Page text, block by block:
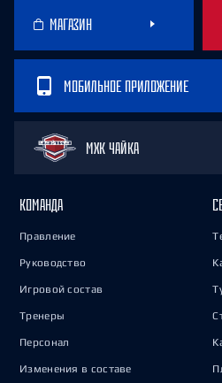
МАГАЗИН
МОБИЛЬНОЕ ПРИЛОЖЕНИЕ
МХК ЧАЙКА
КОМАНДА
Правление
Руководство
Игровой состав
Тренеры
Персонал
Изменения в составе